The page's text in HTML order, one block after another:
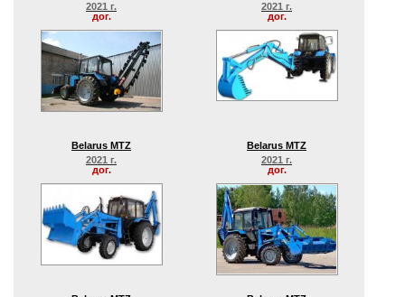
2021 г.
дог.
2021 г.
дог.
Belarus MTZ
2021 г.
дог.
Belarus MTZ
2021 г.
дог.